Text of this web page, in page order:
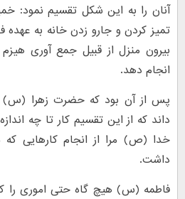
آنان را به این شکل تقسیم نمود:
تمیز کردن و جارو زدن خانه به
بیرون منزل از قبیل جمع آوری
انجام دهد.
پس از آن بود که حضرت زهرا (س)
داند که از این تقسیم کار تا چه
خدا (ص) مرا از انجام کارهایی که
داشت.
فاطمه (س) هیچ گاه حتی اموری را